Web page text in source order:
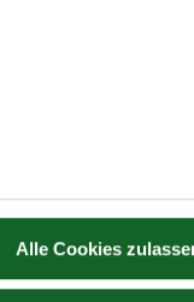
Alle Cookies
der 3b und 3c
zu genießen.